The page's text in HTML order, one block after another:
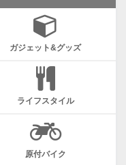
ガジェット&グッズ
ライフスタイル
原付バイク